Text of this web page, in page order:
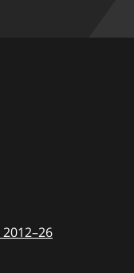
2012–26